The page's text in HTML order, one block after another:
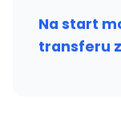
Na start
transferu